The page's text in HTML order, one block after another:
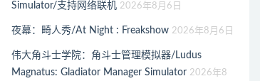
Simulator/支持网络联机 2026年8月6日
夜幕：畸人秀/At Night : Freakshow 2026年8月6日
伟大角斗士学院：角斗士管理模拟器/Ludus
Magnatus: Gladiator Manager Simulator 2026年8